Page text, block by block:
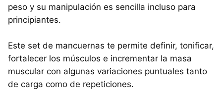
peso y su manipulación es sencilla incluso para
principiantes.
Este set de mancuernas te permite definir, tonificar,
fortalecer los músculos e incrementar la masa
muscular con algunas variaciones puntuales tanto
de carga como de repeticiones.